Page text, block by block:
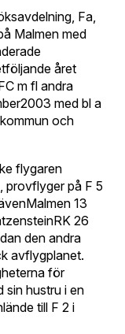
Fa,
Malmen med
året
m fl andra
med bl a
och
flygaren
provflyger på F 5
13
26
den andra
avflygplanet.
för
sin hustru i en
till F 2 i